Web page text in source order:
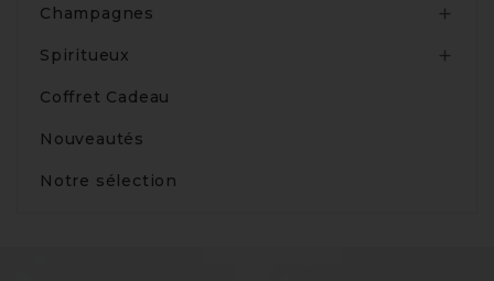
Champagnes 
Spiritueux 
Coffret Cadeau
Nouveautés
Notre sélection